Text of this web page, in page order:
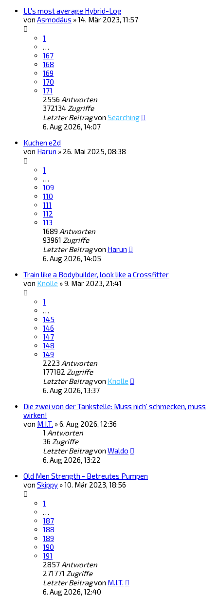
LL's most average Hybrid-Log
von Asmodäus »14. Mär 2023, 11:57
1
…
167
168
169
170
171
2556 Antworten
372134 Zugriffe
Letzter Beitragvon Searching
6. Aug 2026, 14:07
Kuchen e2d
von Harun » 26. Mai 2025, 08:38
1
…
109
110
111
112
113
1689 Antworten
93961 Zugriffe
Letzter Beitragvon Harun
6. Aug 2026, 14:05
Train like a Bodybuilder, look like a Crossfitter
von Knolle »9. Mär 2023, 21:41
1
…
145
146
147
148
149
2223 Antworten
177182 Zugriffe
Letzter Beitragvon Knolle
6. Aug 2026, 13:37
Die zwei von der Tankstelle: Muss nich' schmecken, muss
wirken!
von M.I.T. »6. Aug 2026, 12:36
1 Antworten
36 Zugriffe
Letzter Beitragvon Waldo
6. Aug 2026, 13:22
Old Men Strength - Betreutes Pumpen
von Skippy »10. Mär 2023, 18:56
1
…
187
188
189
190
191
2857 Antworten
271771 Zugriffe
Letzter Beitragvon M.I.T.
6. Aug 2026, 12:40